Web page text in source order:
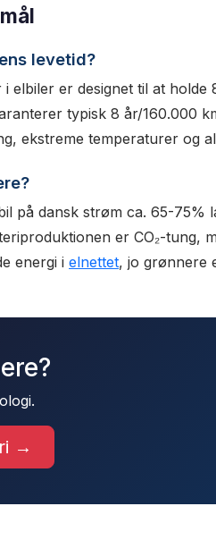
levetid?
elbiler er designet til at holde
typisk 8 år/160.000
ekstreme temperaturer og
på dansk strøm ca. 65-75%
er CO₂-tung,
energi i elnettet, jo grønnere
→